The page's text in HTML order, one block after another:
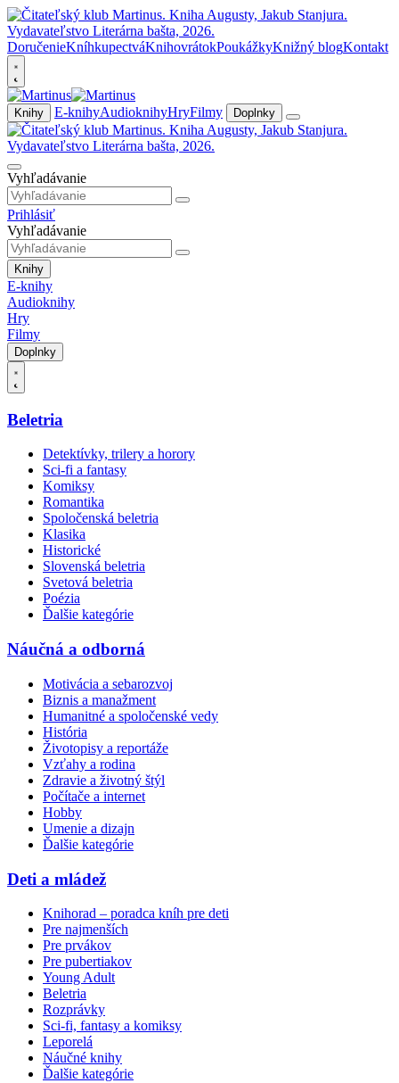
DoručenieKníhkupectváKnihovrátokPoukážkyKnižný blogKontakt
Knihy E-knihyAudioknihyHryFilmy Doplnky
Vyhľadávanie
Prihlásiť
Vyhľadávanie
Knihy
E-knihy
Audioknihy
Hry
Filmy
Doplnky
Beletria
Detektívky, trilery a horory
Sci-fi a fantasy
Komiksy
Romantika
Spoločenská beletria
Klasika
Historické
Slovenská beletria
Svetová beletria
Poézia
Ďalšie kategórie
Náučná a odborná
Motivácia a sebarozvoj
Biznis a manažment
Humanitné a spoločenské vedy
História
Životopisy a reportáže
Vzťahy a rodina
Zdravie a životný štýl
Počítače a internet
Hobby
Umenie a dizajn
Ďalšie kategórie
Deti a mládež
Knihorad – poradca kníh pre deti
Pre najmenších
Pre prvákov
Pre pubertiakov
Young Adult
Beletria
Rozprávky
Sci-fi, fantasy a komiksy
Leporelá
Náučné knihy
Ďalšie kategórie